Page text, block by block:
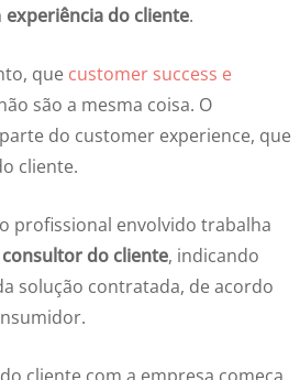
experiência do cliente.
que customer success e
são a mesma coisa. O
do customer experience, que
cliente.
profissional envolvido trabalha
consultor do cliente, indicando
solução contratada, de acordo